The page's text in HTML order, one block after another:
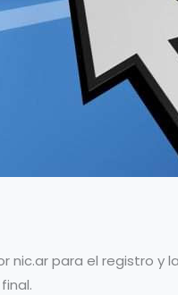
para el registro y